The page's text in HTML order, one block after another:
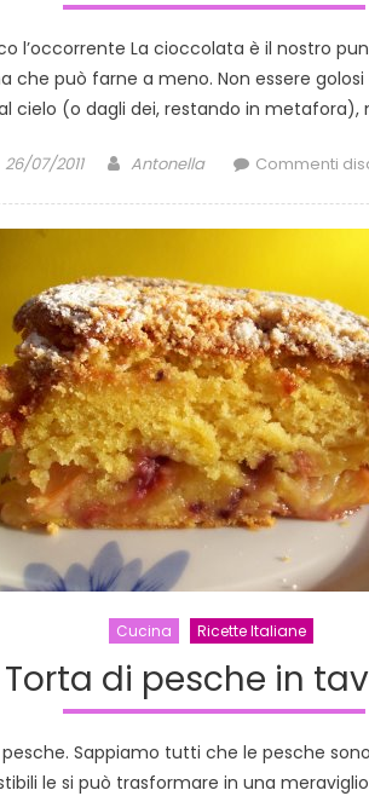
l’occorrente La cioccolata è il nostro
che può farne a meno. Non essere
cielo (o dagli dei, restando in metafora),
Posted
26/07/2011 Author
Antonella Commenti
Cucina Ricette Italiane
Torta di pesche in
Sappiamo tutti che le pesche
le si può trasformare in una